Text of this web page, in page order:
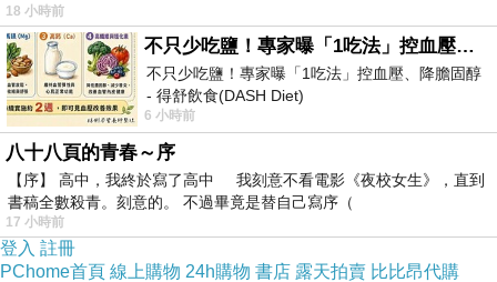
一周大事
18 小時前
不只少吃鹽！專家曝「1吃法」控血壓、降膽固醇 - 得舒飲食(DASH Diet)
不只少吃鹽！專家曝「1吃法」控血壓、降膽固醇
- 得舒飲食(DASH Diet)
https://www.facebook.com/dietitiansophia/posts/
6 小時前
八十八頁的青春～序
【序】 高中，我終於寫了高中 我刻意不看電影《夜校女生》，直到
書稿全數殺青。刻意的。 不過畢竟是替自己寫序（
17 小時前
登入 註冊
PChome首頁 線上購物 24h購物 書店 露天拍賣 比比昂代購